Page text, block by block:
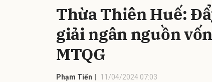
Thừa Thiên Huế:
giải ngân nguồn
MTQG
Phạm Tiến 11/04/2024 07:03